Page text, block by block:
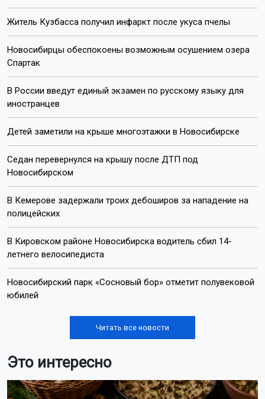
Житель Кузбасса получил инфаркт после укуса пчелы
Новосибирцы обеспокоены возможным осушением озера
Спартак
В России введут единый экзамен по русскому языку для
иностранцев
Детей заметили на крыше многоэтажки в Новосибирске
Седан перевернулся на крышу после ДТП под
Новосибирском
В Кемерове задержали троих дебоширов за нападение на
полицейских
В Кировском районе Новосибирска водитель сбил 14-
летнего велосипедиста
Новосибирский парк «Сосновый бор» отметит полувековой
юбилей
Читать все новости
Это интересно